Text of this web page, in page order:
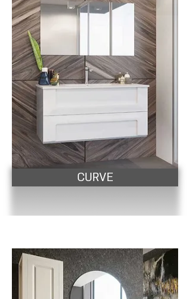
CURVE